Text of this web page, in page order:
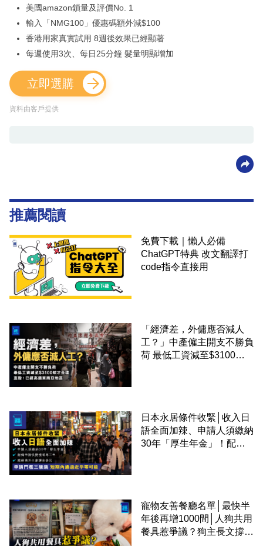
美國amazon鎖量及評價No. 1
輸入「NMG100」優惠碼額外減$100
香港用家真實試用 8週後效果已經顯著
每週使用3次、每日25分鐘 髮量明顯增加
立即選購
資料由客戶提供
推薦閱讀
免費下載｜懶人必備
ChatGPT特典 改文翻譯打
code指令直接用
「經濟差，外傭應否減人
工？」中產僱主開支不勝負
荷 最低工資減至$3100蚊
日本永居條件收緊│收入日
語全面加辣、申請人須繳納
30年「厚生年金」！配偶
寵物友善餐廳名單│最快半
年後再增1000間│人狗共用
餐具惹爭議？狗主長文撐